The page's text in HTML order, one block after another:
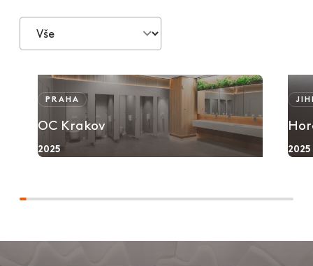
OC Krakov
2025
PRAHA
2025